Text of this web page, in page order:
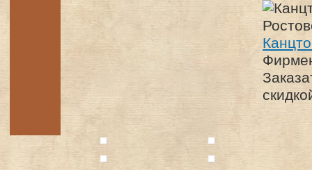
Купить набор цанговых